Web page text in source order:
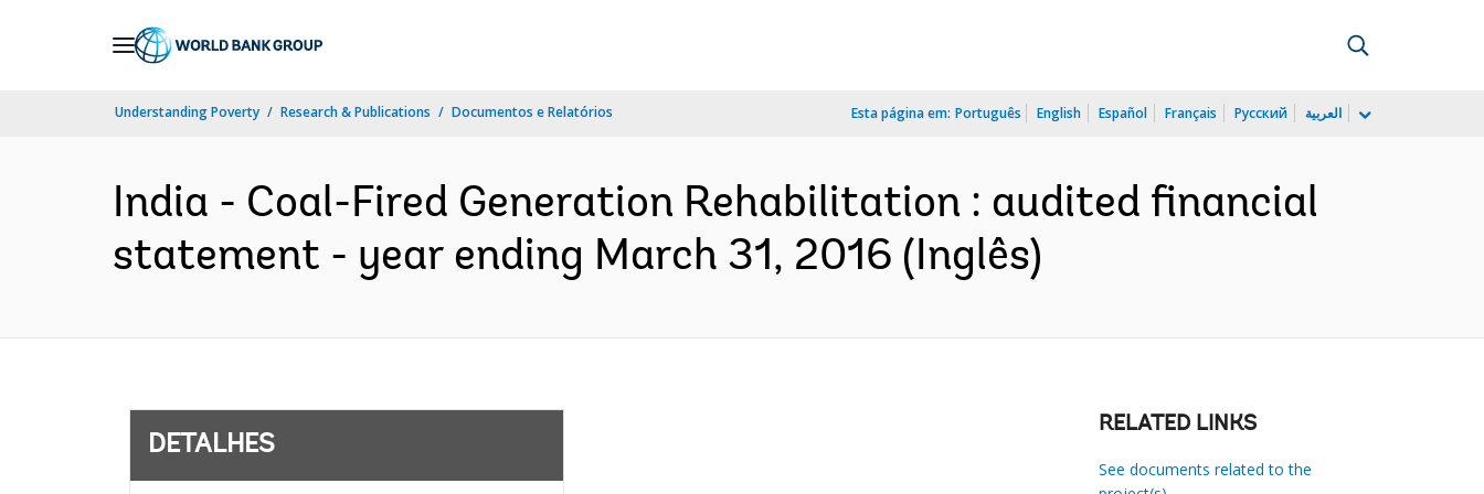
Understanding Poverty Research & Publications Documentos e Relatórios Esta página em: Português English Español Français Русский العربية
India - Coal-Fired Generation Rehabilitation : audited financial
statement - year ending March 31, 2016 (Inglês)
DETALHES
RELATED LINKS
See documents related to the